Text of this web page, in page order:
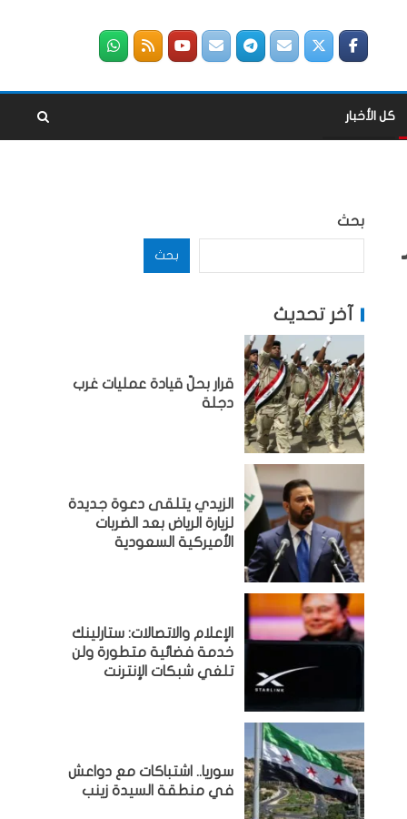
كل الأخبار
بحث
بحث
آخر تحديث
قرار بحلّ قيادة عمليات غرب
دجلة
الزيدي يتلقى دعوة جديدة
لزيارة الرياض بعد الضربات
الأميركية السعودية
الإعلام والاتصالات: ستارلينك
خدمة فضائية متطورة ولن
تلغي شبكات الإنترنت
سوريا.. اشتباكات مع دواعش
في منطقة السيدة زينب